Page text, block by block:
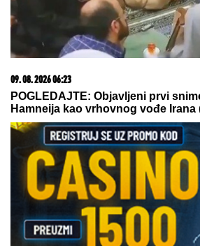
09. 08. 2026 06:23
POGLEDAJTE: Objavljeni prvi
Hamneija kao vrhovnog vođe Irana